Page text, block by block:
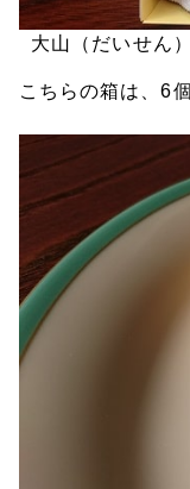
大山（だいせん
こちらの箱は、6